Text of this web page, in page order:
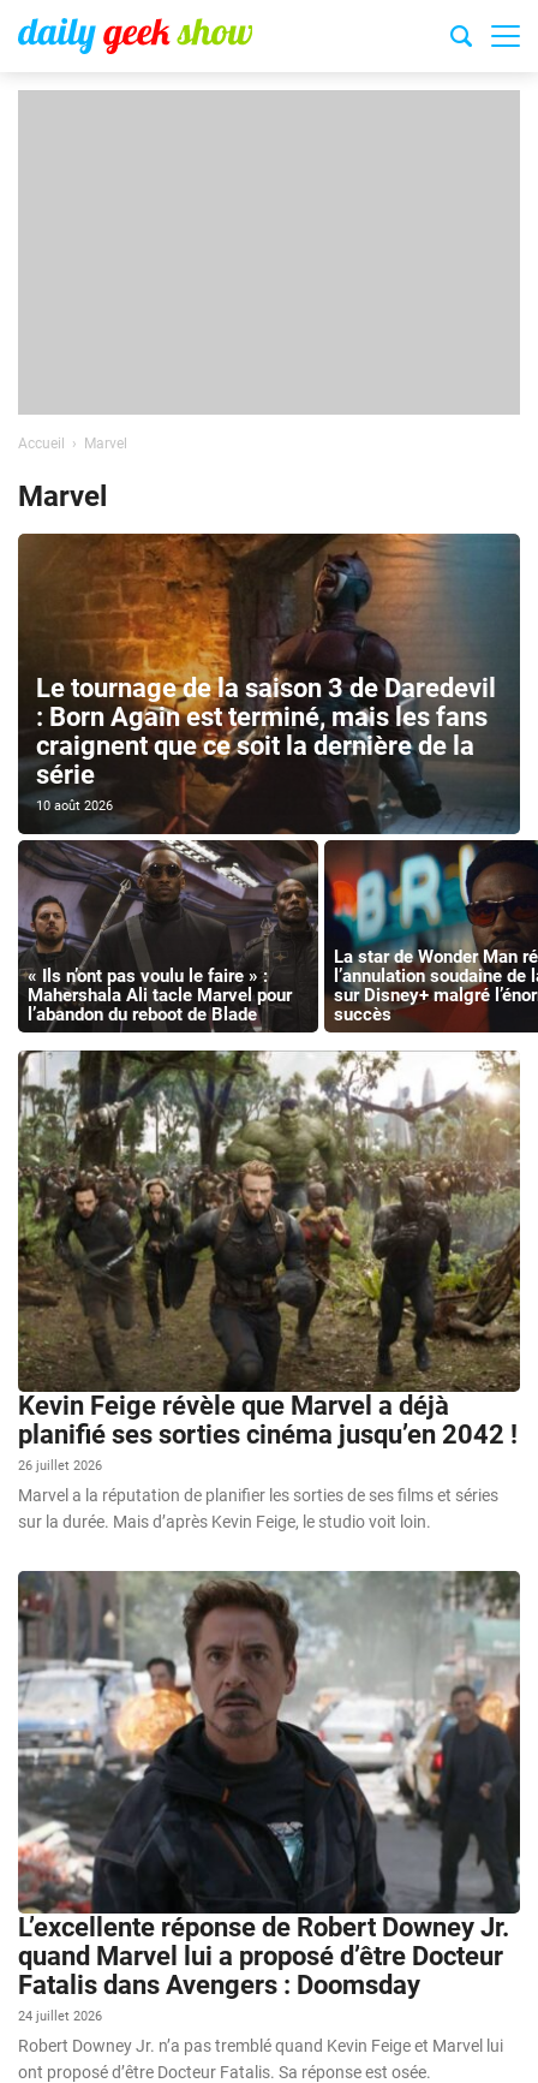
Accueil Marvel
Marvel
Le tournage de la saison 3 de Daredevil
: Born Again est terminé, mais les fans
craignent que ce soit la dernière de la
série
10 août 2026
« Ils n’ont pas voulu le faire » :
Mahershala Ali tacle Marvel pour
l’abandon du reboot de Blade
La star de Wonder Man
l’annulation soudaine de
sur Disney+ malgré
succès
Kevin Feige révèle que Marvel a déjà
planifié ses sorties cinéma jusqu’en 2042 !
26 juillet 2026
Marvel a la réputation de planifier les sorties de ses films et séries
sur la durée. Mais d’après Kevin Feige, le studio voit loin.
L’excellente réponse de Robert Downey Jr.
quand Marvel lui a proposé d’être Docteur
Fatalis dans Avengers : Doomsday
24 juillet 2026
Robert Downey Jr. n’a pas tremblé quand Kevin Feige et Marvel lui
ont proposé d’être Docteur Fatalis. Sa réponse est osée.